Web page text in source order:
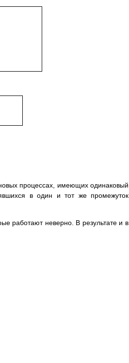
процессах, имеющих одинаковый
в один и тот же промежуток
работают неверно. В результате и в